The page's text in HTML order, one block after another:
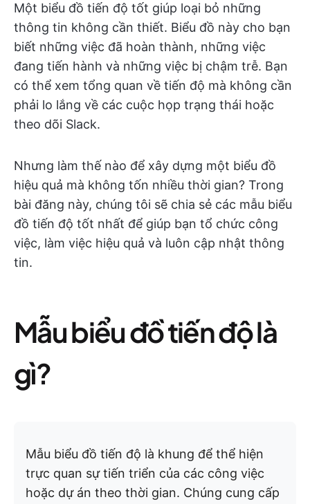
Một biểu đồ tiến độ tốt giúp loại bỏ những
thông tin không cần thiết. Biểu đồ này cho bạn
biết những việc đã hoàn thành, những việc
đang tiến hành và những việc bị chậm trễ. Bạn
có thể xem tổng quan về tiến độ mà không cần
phải lo lắng về các cuộc họp trạng thái hoặc
theo dõi Slack.
Nhưng làm thế nào để xây dựng một biểu đồ
hiệu quả mà không tốn nhiều thời gian? Trong
bài đăng này, chúng tôi sẽ chia sẻ các mẫu biểu
đồ tiến độ tốt nhất để giúp bạn tổ chức công
việc, làm việc hiệu quả và luôn cập nhật thông
tin.
Mẫu biểu đồ tiến độ là
gì?
Mẫu biểu đồ tiến độ là khung để thể hiện
trực quan sự tiến triển của các công việc
hoặc dự án theo thời gian. Chúng cung cấp